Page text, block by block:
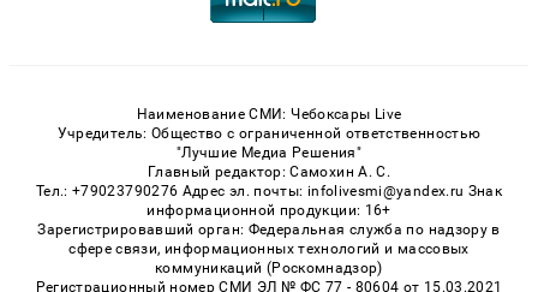
Наименование СМИ: Чебоксары Live
Учредитель: Общество с ограниченной ответственностью
"Лучшие Медиа Решения"
Главный редактор: Самохин А. С.
Тел.: +79023790276 Адрес эл. почты: infolivesmi@yandex.ru Знак
информационной продукции: 16+
Зарегистрировавший орган: Федеральная служба по надзору в
сфере связи, информационных технологий и массовых
коммуникаций (Роскомнадзор)
Регистрационный номер СМИ ЭЛ № ФС 77 - 80604 от 15.03.2021